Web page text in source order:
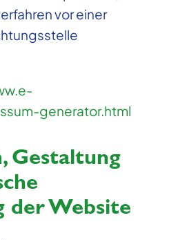
vor einer
generator.html
Gestaltung
der Website